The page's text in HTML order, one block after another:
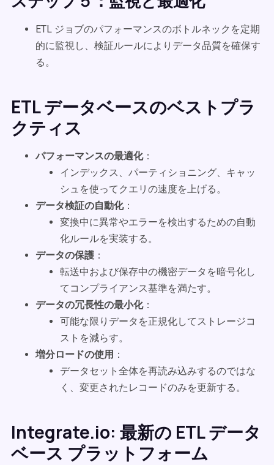
ETL ジョブのパフォーマンスのボトルネックを定期
的に監視し、検証ルールによりデータ品質を確保す
る。
ETL データベースのベストプラ
クティス
パフォーマンスの最適化：
インデックス、パーティショニング、キャッ
シュを使ってクエリの速度を上げる。
データ検証の自動化：
変換中に異常やエラーを検出するための自動
化ルールを実装する。
データの保護 ：
転送中および保存中の機密データを暗号化し
てコンプライアンス基準を満たす。
データの冗長性の最小化：
可能な限りデータを正規化してストレージコ
ストを減らす。
増分ロードの使用 ：
データセット全体を再読み込みするのではな
く、変更されたレコードのみを更新する。
Integrate.io: 最新の ETL データ
ベース プラットフォーム